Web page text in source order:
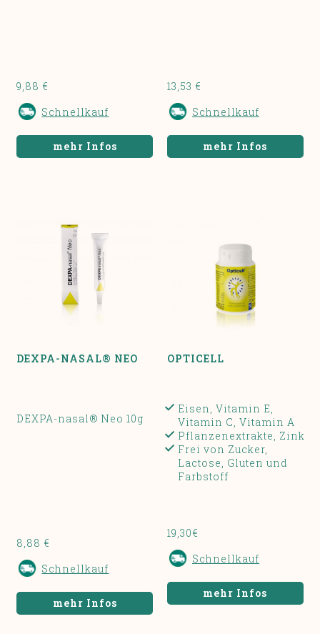
9,88 €
Schnellkauf
mehr Infos
13,53 €
Schnellkauf
mehr Infos
DEXPA-NASAL® NEO
DEXPA-nasal® Neo 10g
8,88 €
Schnellkauf
mehr Infos
OPTICELL
Eisen, Vitamin E,
Vitamin C, Vitamin A
Pflanzenextrakte, Zink
Frei von Zucker,
Lactose, Gluten und
Farbstoff
19,30€
Schnellkauf
mehr Infos